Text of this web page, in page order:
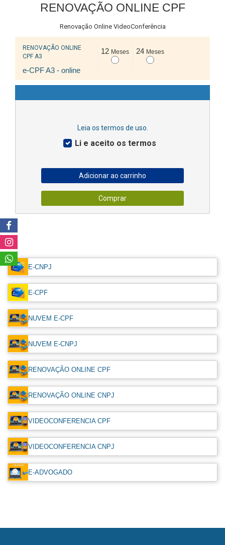
RENOVAÇÃO ONLINE CPF
Renovação Online VideoConferência
RENOVAÇÃO ONLINE
CPF A3
e-CPF A3 - online
12 Meses 24 Meses
Leia os termos de uso.
Li e aceito os termos
E-CNPJ
E-CPF
NUVEM E-CPF
NUVEM E-CNPJ
RENOVAÇÃO ONLINE CPF
RENOVAÇÃO ONLINE CNPJ
VIDEOCONFERENCIA CPF
VIDEOCONFERENCIA CNPJ
E-ADVOGADO